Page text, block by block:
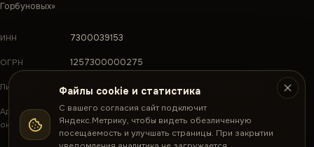
Файлы cookie и статистика
С вашего согласия сайт подключит
Яндекс.Метрику, чтобы видеть обезличенную
посещаемость и улучшать страницы. При закрытии
Горбуновых»
ИНН 7300039153
ОГРН 1257300000275
Лицензия № Л041-01188-73/05270078 от 09.06.2026
Адрес
оказания услуг
г. Ульяновск, ул. Народного учителя Латышева, д. 13